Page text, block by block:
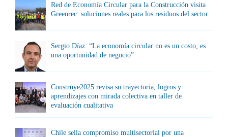
Red de Economía Circular para la Construcción visita
Greenrec: soluciones reales para los residuos del sector
Sergio Díaz: “La economía circular no es un costo, es
una oportunidad de negocio”
Construye2025 revisa su trayectoria, logros y
aprendizajes con mirada colectiva en taller de
evaluación cualitativa
Chile sella compromiso multisectorial por una